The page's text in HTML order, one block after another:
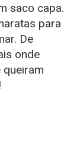
saco capa.
para
De
onde
queiram